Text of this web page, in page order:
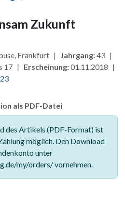
Zukunft
Frankfurt | Jahrgang:43 |
17 | Erscheinung:01.11.2018 |
als PDF-Datei
des Artikels (PDF-Format) ist
möglich. Den Download
unter
my/orders/ vornehmen.